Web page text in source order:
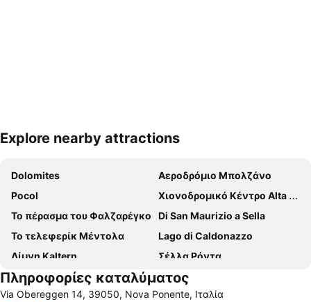
Ανάπτυξη χάρτη
Explore nearby attractions
Dolomites
Αεροδρόμιο Μπολζάνο
Pocol
Χιονοδρομικό Κέντρο Alta Badia
Το πέρασμα του Φαλζαρέγκο
Di San Maurizio a Sella
Το τελεφερίκ Μέντολα
Lago di Caldonazzo
Λίμνη Kaltern
Σέλλα Ρόντα
Bressanone a prima vista
Θέρμες Μεράνο
Πληροφορίες καταλύματος
Via Obereggen 14, 39050, Nova Ponente, Ιταλία